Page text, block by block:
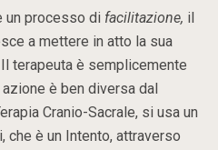
un processo di facilitazione, il
a mettere in atto la sua
terapeuta è semplicemente
è ben diversa dal
Cranio-Sacrale, si usa un
che è un Intento, attraverso